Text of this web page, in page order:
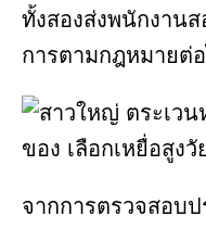
ทั้งสองส่งพนักงาน
การตามกฎหมายต่
จากการตรวจสอบ